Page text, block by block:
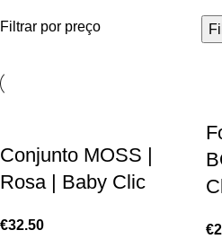
Filtrar por preço
Conjunto MOSS |
Rosa | Baby Clic
€32.50
€